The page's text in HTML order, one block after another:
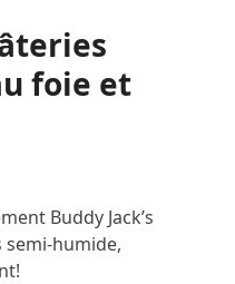
foie et
Buddy Jack’s
semi-humide,